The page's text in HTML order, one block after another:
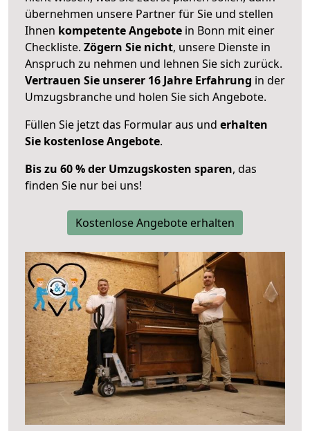
übernehmen unsere Partner für Sie und stellen
Ihnen kompetente Angebote in Bonn mit einer
Checkliste. Zögern Sie nicht, unsere Dienste in
Anspruch zu nehmen und lehnen Sie sich zurück.
Vertrauen Sie unserer 16 Jahre Erfahrung in der
Umzugsbranche und holen Sie sich Angebote.
Füllen Sie jetzt das Formular aus und erhalten
Sie kostenlose Angebote.
Bis zu 60 % der Umzugskosten sparen, das
finden Sie nur bei uns!
Kostenlose Angebote erhalten